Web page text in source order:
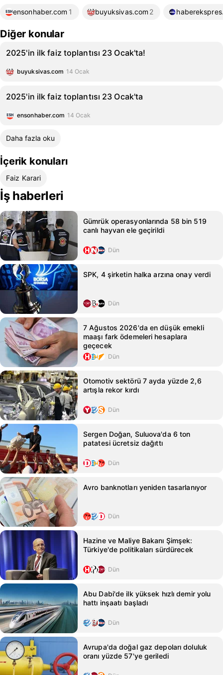
ensonhaber.com 1 buyuksivas.com 2
Diğer konular
2025'in ilk faiz toplantısı 23 Ocak'ta!
buyuksivas.com 14 Ocak
2025'in ilk faiz toplantısı 23 Ocak'ta
ensonhaber.com 14 Ocak
Daha fazla oku
İçerik konuları
Faiz Karari
İş haberleri
Gümrük operasyonlarında 58 bin 519
canlı hayvan ele geçirildi
Dün
SPK, 4 şirketin halka arzına onay verdi
Dün
7 Ağustos 2026'da en düşük emekli
maaşı fark ödemeleri hesaplara
geçecek
Dün
Otomotiv sektörü 7 ayda yüzde 2,6
artışla rekor kırdı
Dün
Sergen Doğan, Suluova'da 6 ton
patatesi ücretsiz dağıttı
Dün
Avro banknotları yeniden tasarlanıyor
Dün
Hazine ve Maliye Bakanı Şimşek:
Türkiye'de politikaları sürdürecek
Dün
Abu Dabi'de ilk yüksek hızlı demir yolu
hattı inşaatı başladı
Dün
Avrupa'da doğal gaz depoları doluluk
oranı yüzde 57'ye geriledi